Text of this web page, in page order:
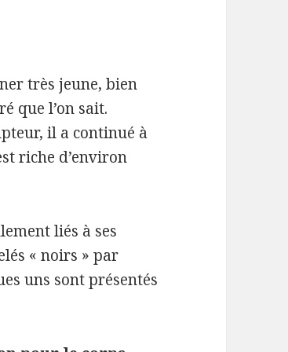
très jeune, bien
que l’on sait.
il a continué à
riche d’environ
liés à ses
« noirs » par
uns sont présentés